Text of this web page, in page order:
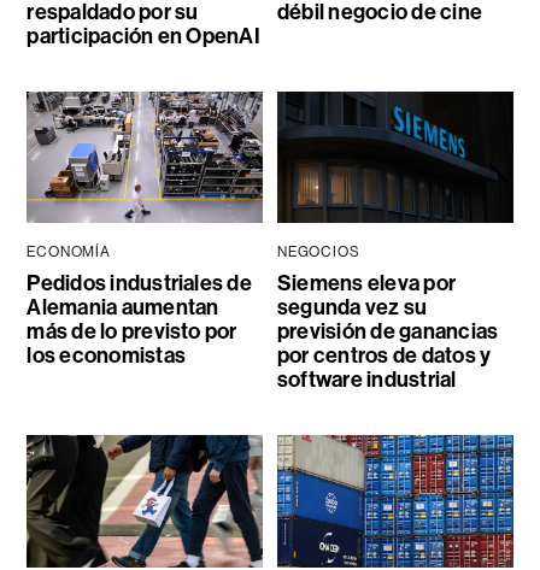
respaldado por su
participación en OpenAI
débil negocio de cine
ECONOMÍA
Pedidos industriales de
Alemania aumentan
más de lo previsto por
los economistas
NEGOCIOS
Siemens eleva por
segunda vez su
previsión de ganancias
por centros de datos y
software industrial